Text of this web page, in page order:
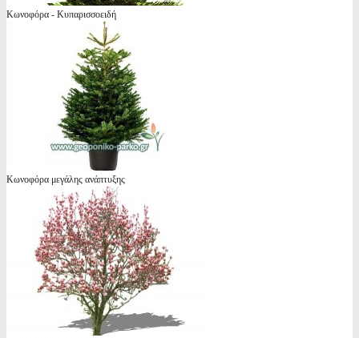
Κωνοφόρα - Κυπαρισσοειδή
Κωνοφόρα μεγάλης ανάπτυξης